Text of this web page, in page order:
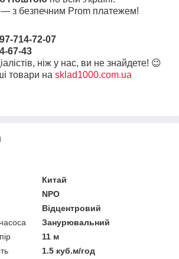
безпечним Prom платежем!
714-72-07
67-43
ніж у нас, ви не знайдете! 😉
товари на sklad1000.com.ua
Китай
NPO
Відцентровий
Занурювальний
11 м
1.5 куб.м/год